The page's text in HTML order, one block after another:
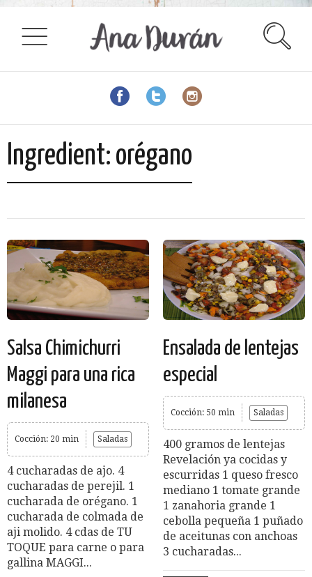
Ingredient: orégano
Salsa Chimichurri
Maggi para una rica
milanesa
Cocción: 20 min Saladas
4 cucharadas de ajo. 4
cucharadas de perejil. 1
cucharada de orégano. 1
cucharada de colmada de
aji molido. 4 cdas de TU
TOQUE para carne o para
gallina MAGGI...
Ensalada de lentejas
especial
Cocción: 50 min Saladas
400 gramos de lentejas
Revelación ya cocidas y
escurridas 1 queso fresco
mediano 1 tomate grande
1 zanahoria grande 1
cebolla pequeña 1 puñado
de aceitunas con anchoas
3 cucharadas...